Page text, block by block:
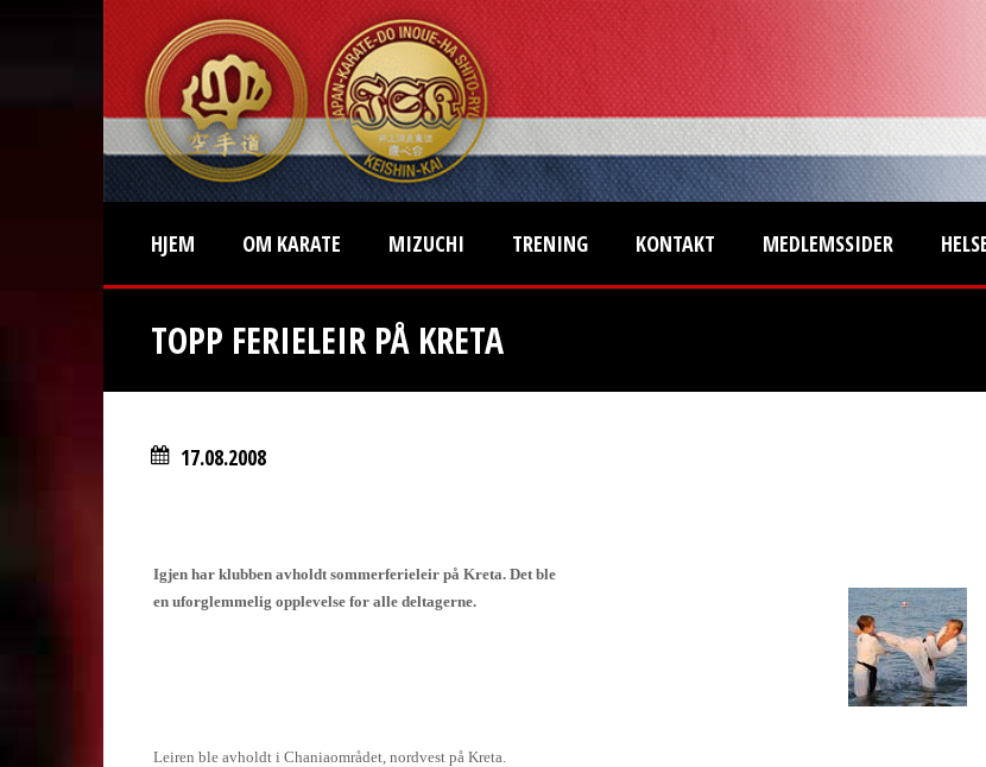
HJEM OM KARATE MIZUCHI TRENING KONTAKT MEDLEMSSIDER
TOPP FERIELEIR PÅ KRETA
17.08.2008
Igjen har klubben avholdt sommerferieleir på Kreta. Det ble
en uforglemmelig opplevelse for alle deltagerne.
Leiren ble avholdt i Chaniaområdet, nordvest på Kreta.